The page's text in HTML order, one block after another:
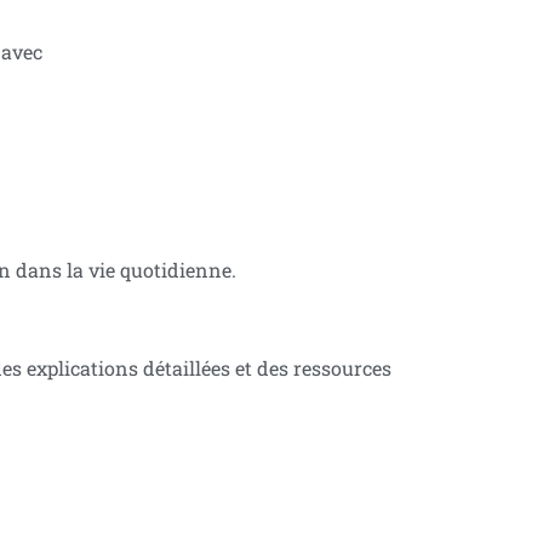
dans la vie quotidienne.
explications détaillées et des ressources